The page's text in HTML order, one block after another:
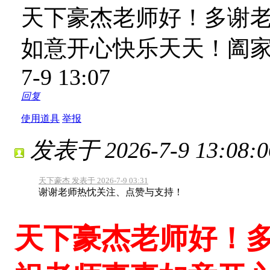
天下豪杰老师好！多谢
如意开心快乐天天！阖
7-9 13:07
回复
使用道具 举报
发表于 2026-7-9
天下豪杰 发表于 2026-7-9 03:31
谢谢老师热忱关注、点赞与支持！
天下豪杰老师好！